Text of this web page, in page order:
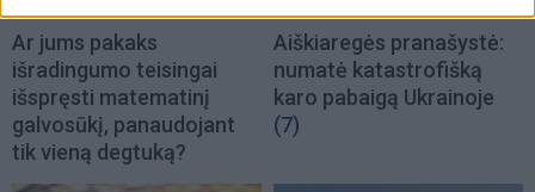
Ar jums pakaks
išradingumo teisingai
išspręsti matematinį
galvosūkį, panaudojant
tik vieną degtuką?
Aiškiaregės pranašystė:
numatė katastrofišką
karo pabaigą Ukrainoje
(7)